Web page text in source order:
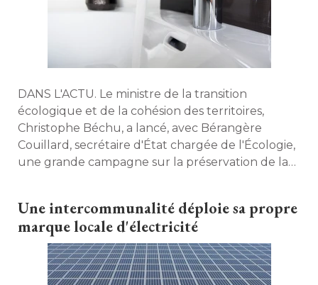
DANS L'ACTU. Le ministre de la transition
écologique et de la cohésion des territoires,
Christophe Béchu, a lancé, avec Bérangère
Couillard, secrétaire d'État chargée de l'Écologie,
une grande campagne sur la préservation de la
Président de la république le 30 mars dernier. Un
site permet également de savoir si son
département est touché par des mesures de
restrictions.
Une intercommunalité déploie sa propre
marque locale d'électricité